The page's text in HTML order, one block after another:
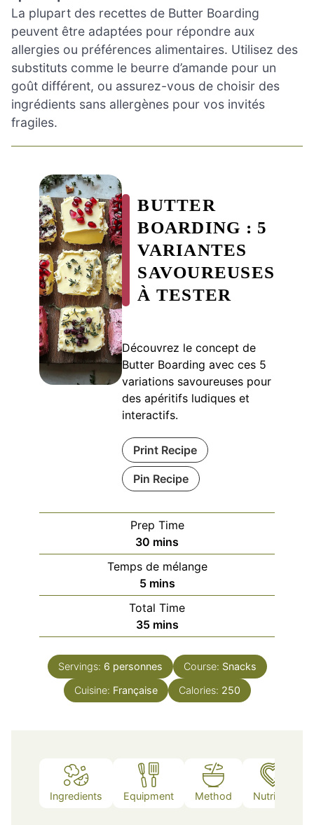
La plupart des recettes de Butter Boarding
peuvent être adaptées pour répondre aux
allergies ou préférences alimentaires. Utilisez des
substituts comme le beurre d’amande pour un
goût différent, ou assurez-vous de choisir des
ingrédients sans allergènes pour vos invités
fragiles.
BUTTER
BOARDING : 5
VARIANTES
SAVOUREUSES
À TESTER
Découvrez le concept de
Butter Boarding avec ces 5
variations savoureuses pour
des apéritifs ludiques et
interactifs.
Print Recipe
Pin Recipe
Prep Time
30 minutes
mins
Temps de mélange
5minutes
mins
Total Time
35minutes
mins
Servings: 6 personnes Course: Snacks
Cuisine: Française Calories: 250
Ingredients Equipment Method Nutrition